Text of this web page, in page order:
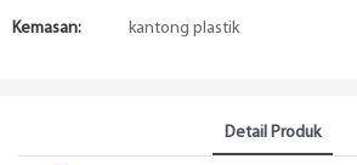
Kemasan: kantong plastik
Detail Produk